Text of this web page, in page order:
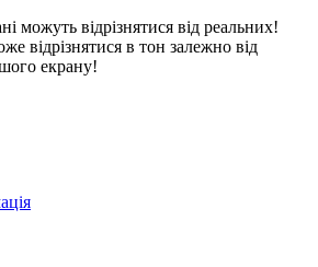
можуть відрізнятися від реальних!
відрізнятися в тон залежно від
екрану!